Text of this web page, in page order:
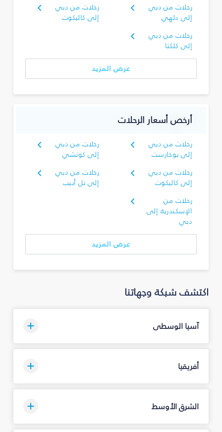
رحلات من دبي
إلى دلهي
رحلات من دبي
إلى كاليكوت
رحلات من دبي
إلى كلكتا
عرض المزيد
أرخص أسعار الرحلات
رحلات من دبي
إلى بوخارست
رحلات من دبي
إلى كوتشي
رحلات من دبي
إلى كاليكوت
رحلات من دبي
إلى تل أبيب
رحلات من
الإسكندرية إلى
دبي
عرض المزيد
اكتشف شبكة وجهاتنا
آسيا الوسطى
أفريقيا
الشرق الأوسط